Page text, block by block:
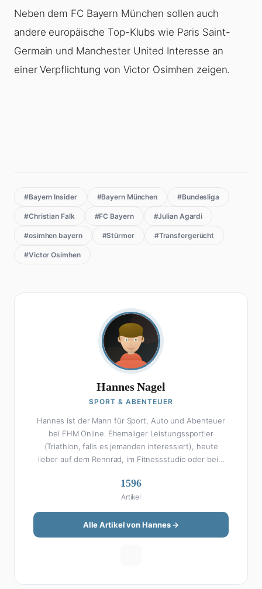
Neben dem FC Bayern München sollen auch
andere europäische Top-Klubs wie Paris Saint-
Germain und Manchester United Interesse an
einer Verpflichtung von Victor Osimhen zeigen.
#Bayern Insider #Bayern München #Bundesliga
#Christian Falk #FC Bayern #Julian Agardi
#osimhen bayern #Stürmer #Transfergerücht
#Victor Osimhen
Hannes Nagel
SPORT & ABENTEUER
Hannes ist der Mann für Sport, Auto und Abenteuer
bei FHM Online. Ehemaliger Leistungssportler
(Triathlon, falls es jemanden interessiert), heute
lieber auf dem Rennrad, im Fitnessstudio oder beim
enzyklopädisch: Egal ob Bundesliga-Analyse, Formel 1,
UFC oder Olympia – Hannes liefert fundierte
Einschätzungen mit der Leidenschaft eines echten
Fans. Aber Sport ist nur die halbe Miete: Hannes ist
auch unser Auto-Experte. Vom Elektro-SUV bis zum
1596
Artikel
Alle Artikel von Hannes →